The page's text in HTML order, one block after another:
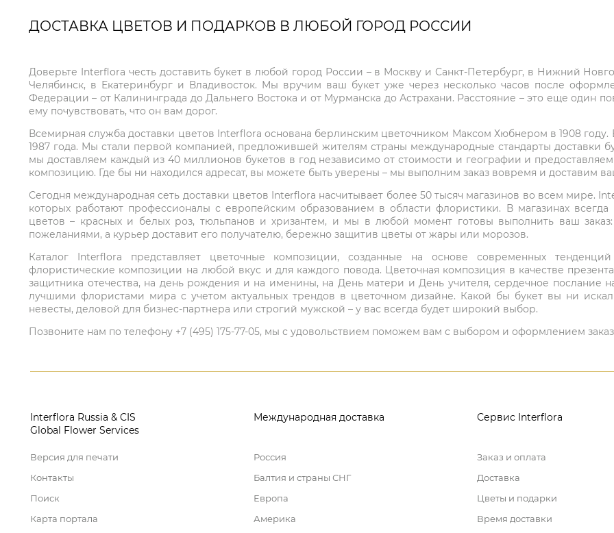
ДОСТАВКА ЦВЕТОВ И ПОДАРКОВ В ЛЮБОЙ ГОРОД РОССИИ
Доверьте Interflora честь доставить букет в любой город России – в Москву и Санкт-Петербург, в Нижний
Челябинск, в Екатеринбург и Владивосток. Мы вручим ваш букет уже через несколько часов после
Федерации – от Калининграда до Дальнего Востока и от Мурманска до Астрахани. Расстояние – это еще один
ему почувствовать, что он вам дорог.
Всемирная служба доставки цветов Interflora основана берлинским цветочником Максом Хюбнером в 1908
1987 года. Мы стали первой компанией, предложившей жителям страны международные стандарты доставки
мы доставляем каждый из 40 миллионов букетов в год независимо от стоимости и географии и
композицию. Где бы ни находился адресат, вы можете быть уверены – мы выполним заказ вовремя и доставим
Сегодня международная сеть доставки цветов Interflora насчитывает более 50 тысяч магазинов во всем мире.
которых работают профессионалы с европейским образованием в области флористики. В магазинах
цветов – красных и белых роз, тюльпанов и хризантем, и мы в любой момент готовы выполнить ваш
пожеланиями, а курьер доставит его получателю, бережно защитив цветы от жары или морозов.
Каталог Interflora представляет цветочные композиции, созданные на основе современных
флористические композиции на любой вкус и для каждого повода. Цветочная композиция в качестве
защитника отечества, на день рождения и на именины, на День матери и День учителя, сердечное послание
лучшими флористами мира с учетом актуальных трендов в цветочном дизайне. Какой бы букет вы ни
невесты, деловой для бизнес-партнера или строгий мужской – у вас всегда будет широкий выбор.
Позвоните нам по телефону +7 (495) 175-77-05, мы с удовольствием поможем вам с выбором и оформлением
Interflora Russia & CIS
Global Flower Services
Версия для печати
Контакты
Поиск
Карта портала
Международная доставка
Россия
Балтия и страны СНГ
Европа
Америка
Сервис Interflora
Заказ и оплата
Доставка
Цветы и подарки
Время доставки